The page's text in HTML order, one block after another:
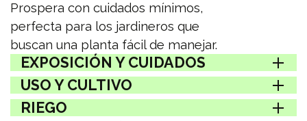
Prospera con cuidados mínimos,
perfecta para los jardineros que
buscan una planta fácil de manejar.
EXPOSICIÓN Y CUIDADOS
USO Y CULTIVO
RIEGO